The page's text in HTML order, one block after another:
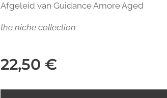
Afgeleid van Guidance Amore Aged
the niche collection
22,50 €